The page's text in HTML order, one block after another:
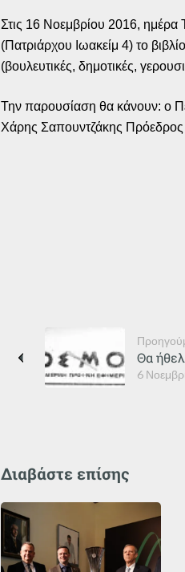
Στις 16 Νοεμβρίου 2016, ημέρα
(Πατριάρχου Ιωακείμ 4) το
(βουλευτικές, δημοτικές,
Την παρουσίαση θα κάνουν: ο
Χάρης Σαπουντζάκης
6
Θα
Διαβάστε επίσης